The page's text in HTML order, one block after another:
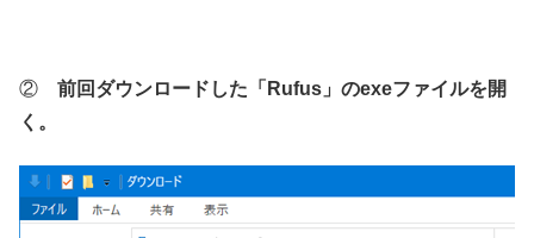
② 前回ダウンロードした「Rufus」のexeファイルを開
く。